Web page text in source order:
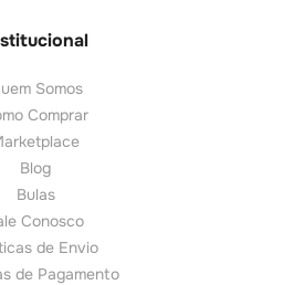
Somos
Comprar
Blog
Bulas
Conosco
de Envio
de Pagamento